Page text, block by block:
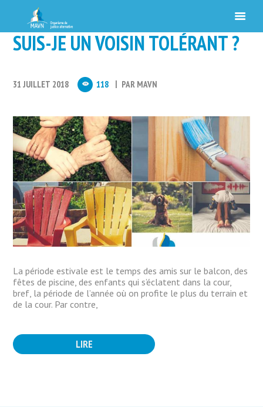
SUIS-JE UN VOISIN TOLÉRANT ?
31 JUILLET 2018 118 PAR MAVN
La période estivale est le temps des amis sur le balcon, des
fêtes de piscine, des enfants qui s’éclatent dans la cour,
bref, la période de l’année où on profite le plus du terrain et
de la cour. Par contre,
LIRE